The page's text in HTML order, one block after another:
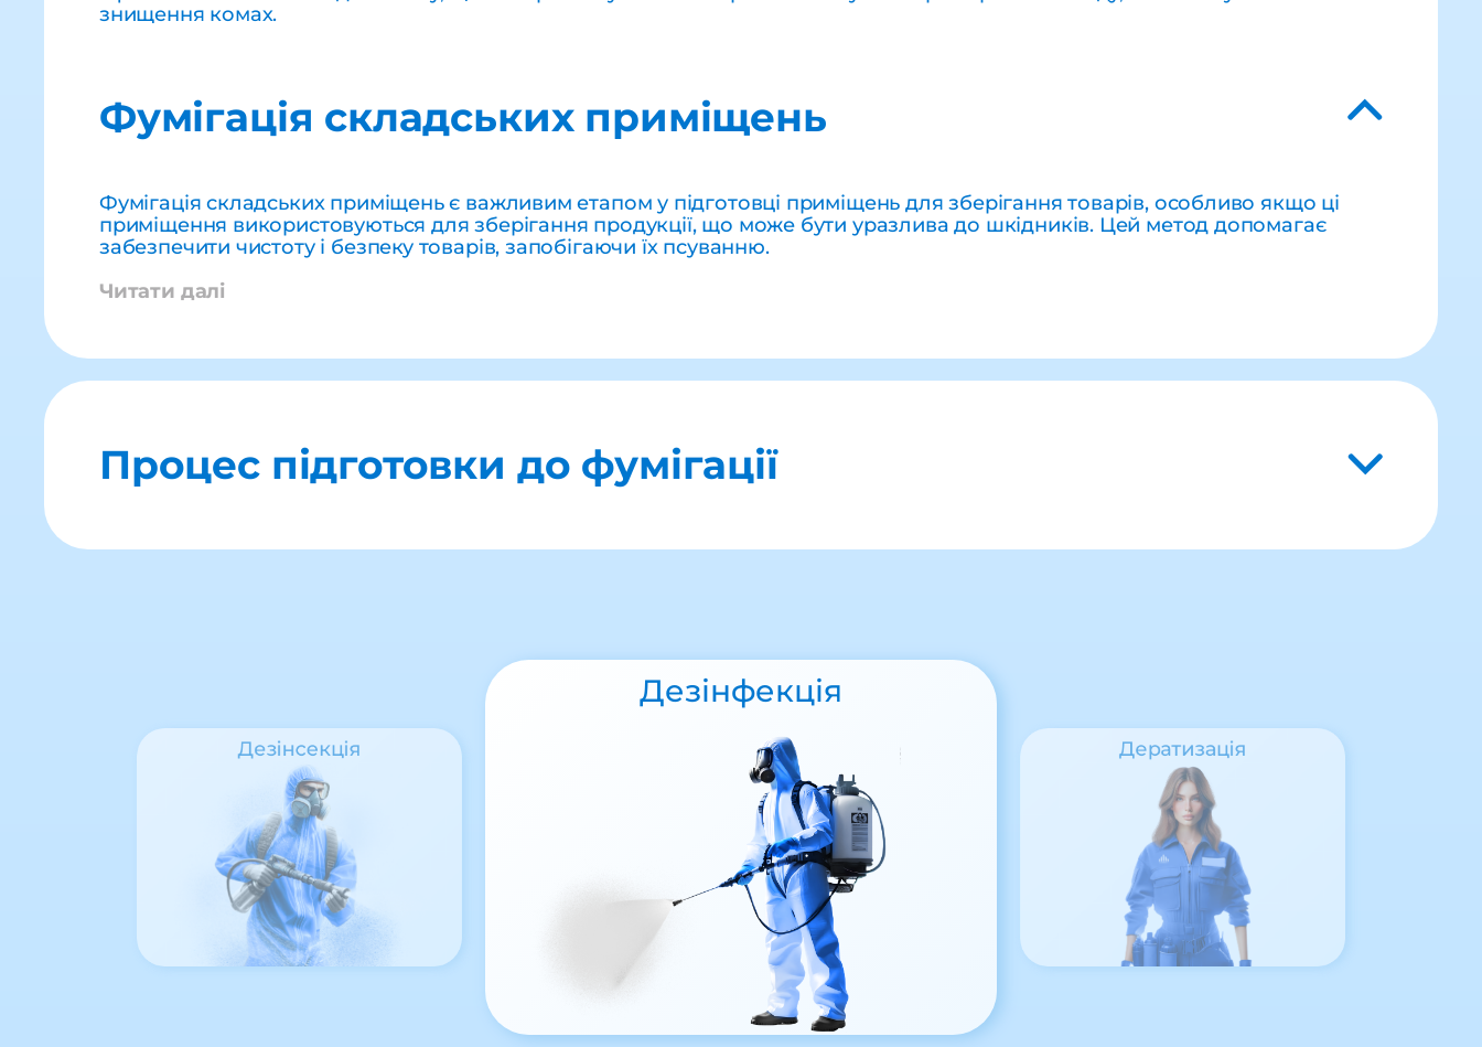
Читати далі
знищення комах.
Фумігація складських приміщень
Фумігація складських приміщень є важливим етапом у підготовці приміщень для зберігання товарів, особливо якщо ці
приміщення використовуються для зберігання продукції, що може бути уразлива до шкідників. Цей метод допомагає
забезпечити чистоту і безпеку товарів, запобігаючи їх псуванню.
Процес підготовки до фумігації
Дезінсекція
Дезінфекція
Дератизація